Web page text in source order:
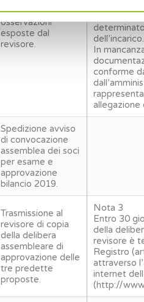
unico) e delle
osservazioni
esposte dal
revisore.
dell’incarico.
In
conforme
allegazione
Spedizione avviso
di convocazione
assemblea dei soci
per esame e
approvazione
bilancio 2019.
Trasmissione al
revisore di copia
della delibera
assembleare di
approvazione delle
tre predette
proposte.
Nota 3
Entro 30
della
revisore è
Registro
attraverso
internet
(http://